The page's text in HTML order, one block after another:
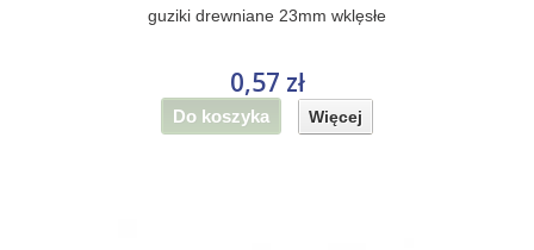
guziki drewniane 23mm wklęsłe
0,57 zł
Do koszyka Więcej